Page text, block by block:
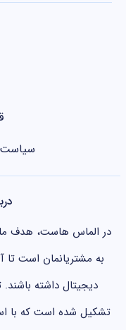
در الماس هاست، هدف ما
به مشتریانمان است تا
دیجیتال داشته
تشکیل شده است که با